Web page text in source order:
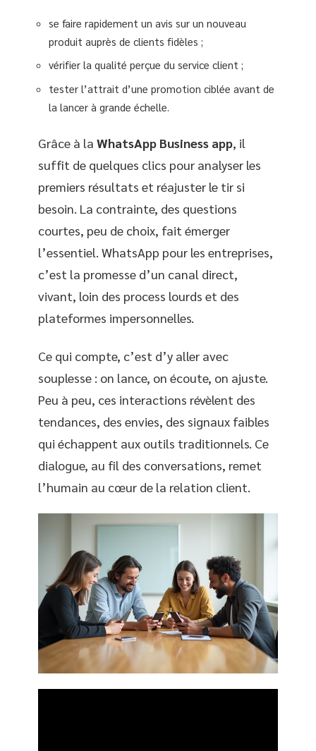
se faire rapidement un avis sur un nouveau
produit auprès de clients fidèles ;
vérifier la qualité perçue du service client ;
tester l’attrait d’une promotion ciblée avant de
la lancer à grande échelle.
Grâce à la WhatsApp Business app, il
suffit de quelques clics pour analyser les
premiers résultats et réajuster le tir si
besoin. La contrainte, des questions
courtes, peu de choix, fait émerger
l’essentiel. WhatsApp pour les entreprises,
c’est la promesse d’un canal direct,
vivant, loin des process lourds et des
plateformes impersonnelles.
Ce qui compte, c’est d’y aller avec
souplesse : on lance, on écoute, on ajuste.
Peu à peu, ces interactions révèlent des
tendances, des envies, des signaux faibles
qui échappent aux outils traditionnels. Ce
dialogue, au fil des conversations, remet
l’humain au cœur de la relation client.